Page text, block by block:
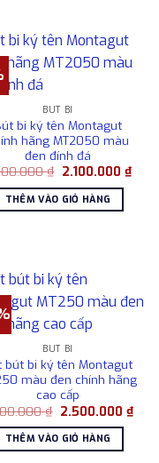
BÚT BI
bi ký tên Montagut
hãng MT2050 màu
đen đính đá
₫ Giá
là:
2.300.000 ₫.
2.100.000 ₫Giá
hiện
THÊM VÀO GIỎ HÀNG
BÚT BI
bút bi ký tên Montagut
màu đen chính hãng
cao cấp
₫ Giá
là:
3.300.000 ₫.
2.500.000 ₫Giá
hiện
THÊM VÀO GIỎ HÀNG